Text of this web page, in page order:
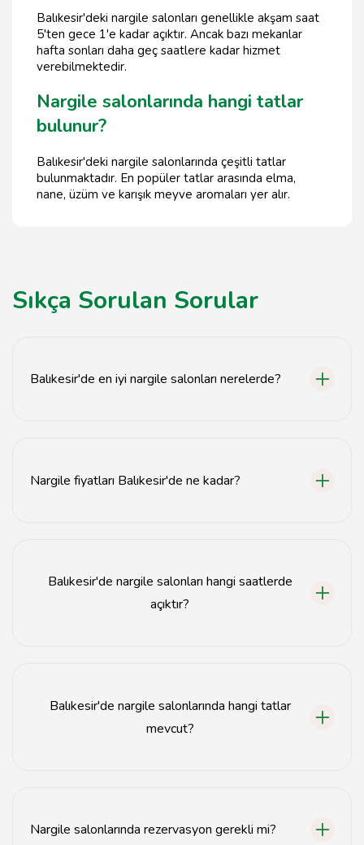
Balıkesir'deki nargile salonları genellikle akşam saat
5'ten gece 1'e kadar açıktır. Ancak bazı mekanlar
hafta sonları daha geç saatlere kadar hizmet
verebilmektedir.
Nargile salonlarında hangi tatlar
bulunur?
Balıkesir'deki nargile salonlarında çeşitli tatlar
bulunmaktadır. En popüler tatlar arasında elma,
nane, üzüm ve karışık meyve aromaları yer alır.
Sıkça Sorulan Sorular
Balıkesir'de en iyi nargile salonları nerelerde?
Nargile fiyatları Balıkesir'de ne kadar?
Balıkesir'de nargile salonları hangi saatlerde
açıktır?
Balıkesir'de nargile salonlarında hangi tatlar
mevcut?
Nargile salonlarında rezervasyon gerekli mi?